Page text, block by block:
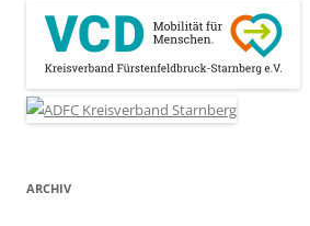
ARCHIV